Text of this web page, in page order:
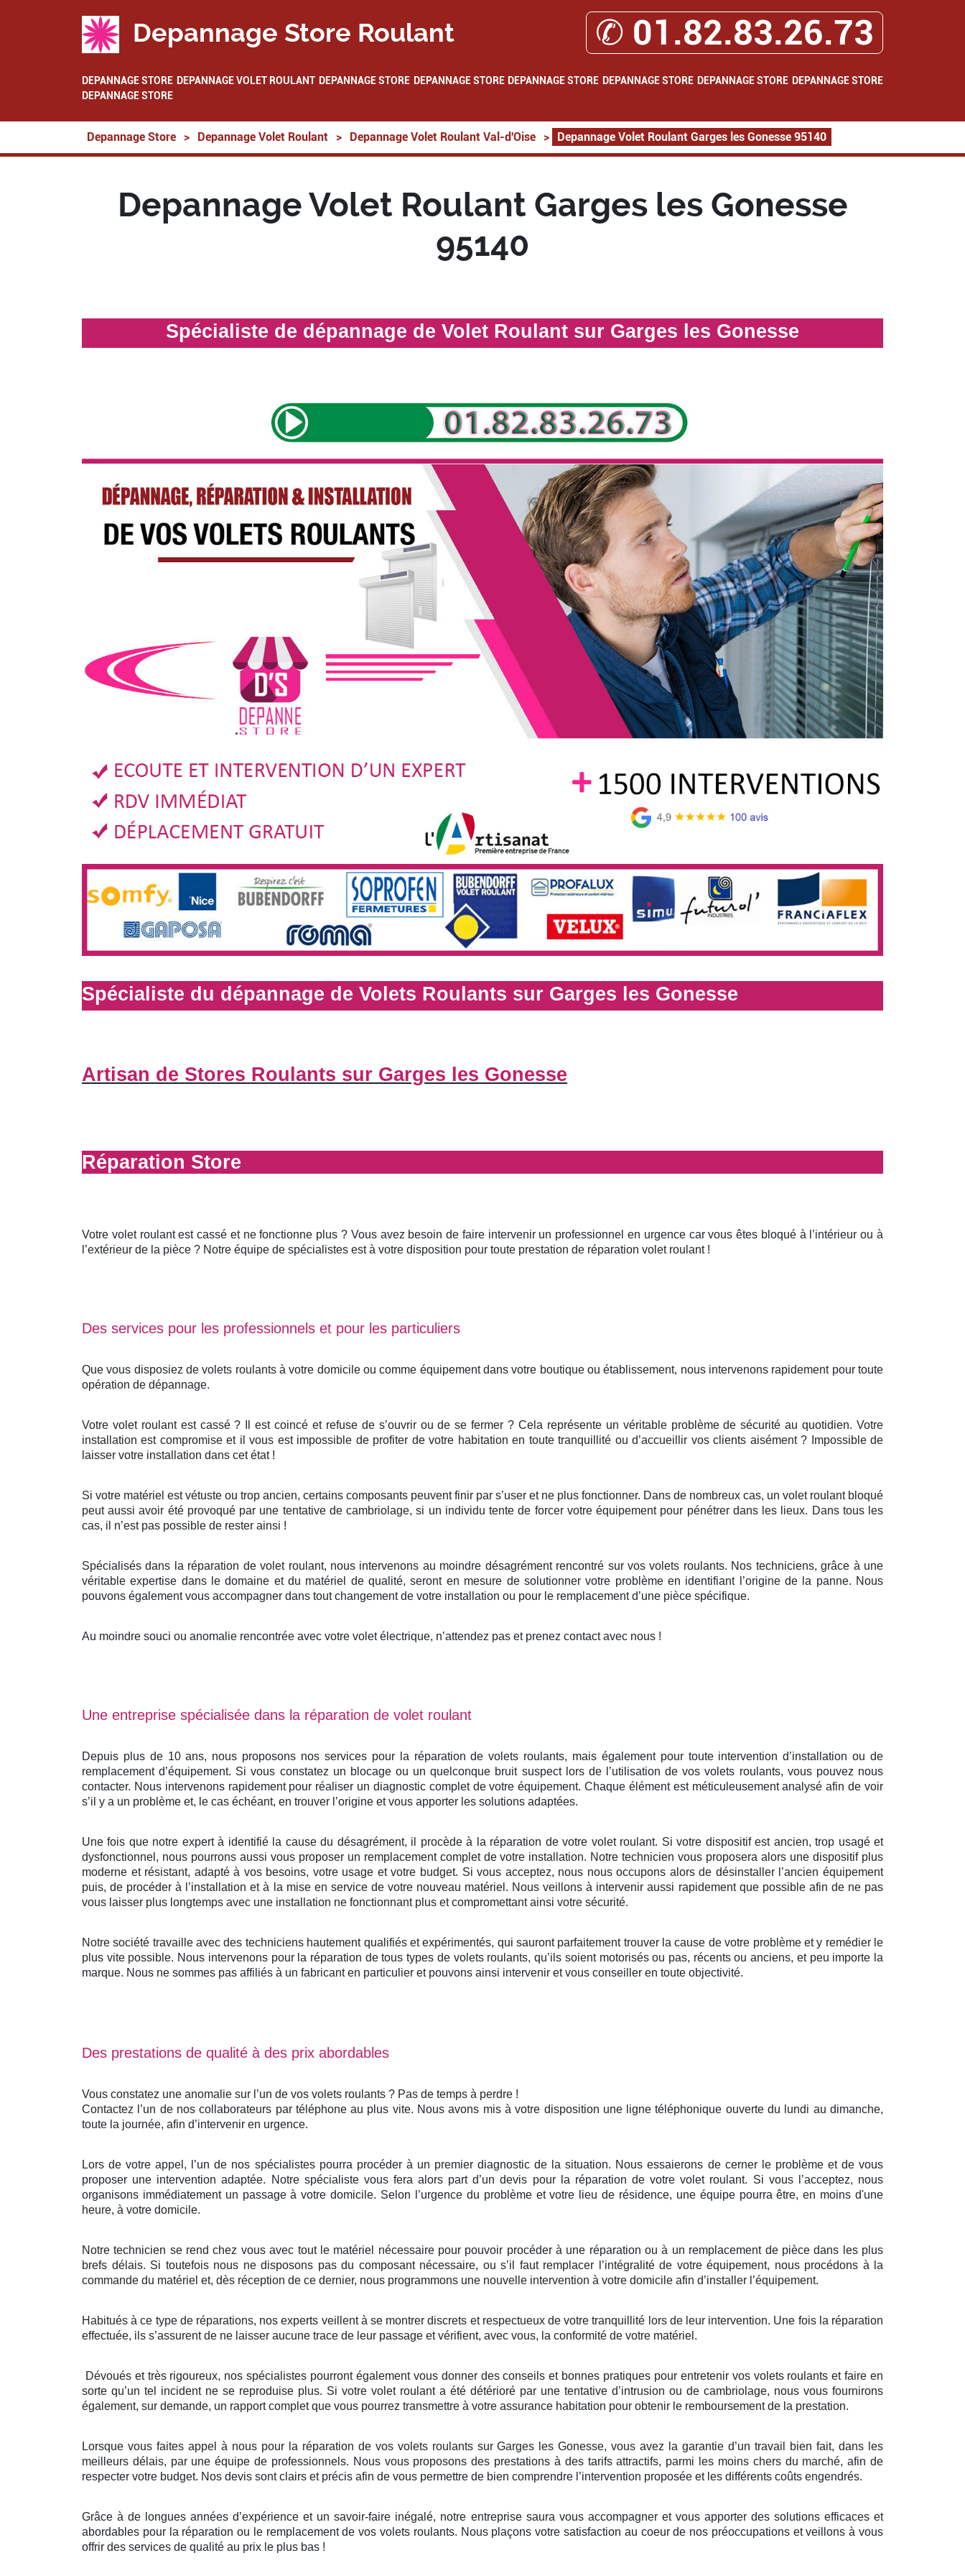
Depannage Store Roulant ✆ 01.82.83.26.73
DEPANNAGE STORE DEPANNAGE VOLET ROULANT DEPANNAGE STORE DEPANNAGE STORE DEPANNAGE STORE DEPANNAGE STORE DEPANNAGE STORE DEPANNAGE STORE
DEPANNAGE STORE
Depannage Store > Depannage Volet Roulant > Depannage Volet Roulant Val-d'Oise > Depannage Volet Roulant Garges les Gonesse 95140
Depannage Volet Roulant Garges les Gonesse
95140
Spécialiste de dépannage de Volet Roulant sur Garges les Gonesse
Spécialiste du dépannage de Volets Roulants sur Garges les Gonesse
Artisan de Stores Roulants sur Garges les Gonesse
Réparation Store
Votre volet roulant est cassé et ne fonctionne plus ? Vous avez besoin de faire intervenir un professionnel en urgence car vous êtes bloqué à l’intérieur ou à
l’extérieur de la pièce ? Notre équipe de spécialistes est à votre disposition pour toute prestation de réparation volet roulant !
Des services pour les professionnels et pour les particuliers
Que vous disposiez de volets roulants à votre domicile ou comme équipement dans votre boutique ou établissement, nous intervenons rapidement pour toute
opération de dépannage.
Votre volet roulant est cassé ? Il est coincé et refuse de s’ouvrir ou de se fermer ? Cela représente un véritable problème de sécurité au quotidien. Votre
installation est compromise et il vous est impossible de profiter de votre habitation en toute tranquillité ou d’accueillir vos clients aisément ? Impossible de
laisser votre installation dans cet état !
Si votre matériel est vétuste ou trop ancien, certains composants peuvent finir par s’user et ne plus fonctionner. Dans de nombreux cas, un volet roulant bloqué
peut aussi avoir été provoqué par une tentative de cambriolage, si un individu tente de forcer votre équipement pour pénétrer dans les lieux. Dans tous les
cas, il n’est pas possible de rester ainsi !
Spécialisés dans la réparation de volet roulant, nous intervenons au moindre désagrément rencontré sur vos volets roulants. Nos techniciens, grâce à une
véritable expertise dans le domaine et du matériel de qualité, seront en mesure de solutionner votre problème en identifiant l’origine de la panne. Nous
pouvons également vous accompagner dans tout changement de votre installation ou pour le remplacement d’une pièce spécifique.
Au moindre souci ou anomalie rencontrée avec votre volet électrique, n’attendez pas et prenez contact avec nous !
Une entreprise spécialisée dans la réparation de volet roulant
Depuis plus de 10 ans, nous proposons nos services pour la réparation de volets roulants, mais également pour toute intervention d’installation ou de
remplacement d’équipement. Si vous constatez un blocage ou un quelconque bruit suspect lors de l’utilisation de vos volets roulants, vous pouvez nous
contacter. Nous intervenons rapidement pour réaliser un diagnostic complet de votre équipement. Chaque élément est méticuleusement analysé afin de voir
s’il y a un problème et, le cas échéant, en trouver l’origine et vous apporter les solutions adaptées.
Une fois que notre expert à identifié la cause du désagrément, il procède à la réparation de votre volet roulant. Si votre dispositif est ancien, trop usagé et
dysfonctionnel, nous pourrons aussi vous proposer un remplacement complet de votre installation. Notre technicien vous proposera alors une dispositif plus
moderne et résistant, adapté à vos besoins, votre usage et votre budget. Si vous acceptez, nous nous occupons alors de désinstaller l’ancien équipement
puis, de procéder à l’installation et à la mise en service de votre nouveau matériel. Nous veillons à intervenir aussi rapidement que possible afin de ne pas
vous laisser plus longtemps avec une installation ne fonctionnant plus et compromettant ainsi votre sécurité.
Notre société travaille avec des techniciens hautement qualifiés et expérimentés, qui sauront parfaitement trouver la cause de votre problème et y remédier le
plus vite possible. Nous intervenons pour la réparation de tous types de volets roulants, qu’ils soient motorisés ou pas, récents ou anciens, et peu importe la
marque. Nous ne sommes pas affiliés à un fabricant en particulier et pouvons ainsi intervenir et vous conseiller en toute objectivité.
Des prestations de qualité à des prix abordables
Vous constatez une anomalie sur l’un de vos volets roulants ? Pas de temps à perdre !
Contactez l’un de nos collaborateurs par téléphone au plus vite. Nous avons mis à votre disposition une ligne téléphonique ouverte du lundi au dimanche,
toute la journée, afin d’intervenir en urgence.
Lors de votre appel, l’un de nos spécialistes pourra procéder à un premier diagnostic de la situation. Nous essaierons de cerner le problème et de vous
proposer une intervention adaptée. Notre spécialiste vous fera alors part d’un devis pour la réparation de votre volet roulant. Si vous l’acceptez, nous
organisons immédiatement un passage à votre domicile. Selon l’urgence du problème et votre lieu de résidence, une équipe pourra être, en moins d'une
heure, à votre domicile.
Notre technicien se rend chez vous avec tout le matériel nécessaire pour pouvoir procéder à une réparation ou à un remplacement de pièce dans les plus
brefs délais. Si toutefois nous ne disposons pas du composant nécessaire, ou s’il faut remplacer l’intégralité de votre équipement, nous procédons à la
commande du matériel et, dès réception de ce dernier, nous programmons une nouvelle intervention à votre domicile afin d’installer l’équipement.
Habitués à ce type de réparations, nos experts veillent à se montrer discrets et respectueux de votre tranquillité lors de leur intervention. Une fois la réparation
effectuée, ils s’assurent de ne laisser aucune trace de leur passage et vérifient, avec vous, la conformité de votre matériel.
Dévoués et très rigoureux, nos spécialistes pourront également vous donner des conseils et bonnes pratiques pour entretenir vos volets roulants et faire en
sorte qu’un tel incident ne se reproduise plus. Si votre volet roulant a été détérioré par une tentative d’intrusion ou de cambriolage, nous vous fournirons
également, sur demande, un rapport complet que vous pourrez transmettre à votre assurance habitation pour obtenir le remboursement de la prestation.
Lorsque vous faites appel à nous pour la réparation de vos volets roulants sur Garges les Gonesse, vous avez la garantie d’un travail bien fait, dans les
meilleurs délais, par une équipe de professionnels. Nous vous proposons des prestations à des tarifs attractifs, parmi les moins chers du marché, afin de
respecter votre budget. Nos devis sont clairs et précis afin de vous permettre de bien comprendre l’intervention proposée et les différents coûts engendrés.
Grâce à de longues années d’expérience et un savoir-faire inégalé, notre entreprise saura vous accompagner et vous apporter des solutions efficaces et
abordables pour la réparation ou le remplacement de vos volets roulants. Nous plaçons votre satisfaction au coeur de nos préoccupations et veillons à vous
offrir des services de qualité au prix le plus bas !